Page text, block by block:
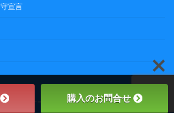
宣言
パートナーズ株式会社 All Rights Reserved.
購入のお問合せ